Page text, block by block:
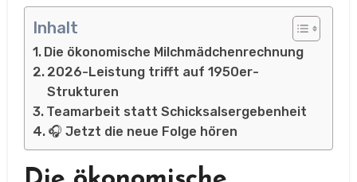
Inhalt
Die ökonomische Milchmädchenrechnung
2026-Leistung trifft auf 1950er-
Strukturen
Teamarbeit statt Schicksalsergebenheit
🎧 Jetzt die neue Folge hören